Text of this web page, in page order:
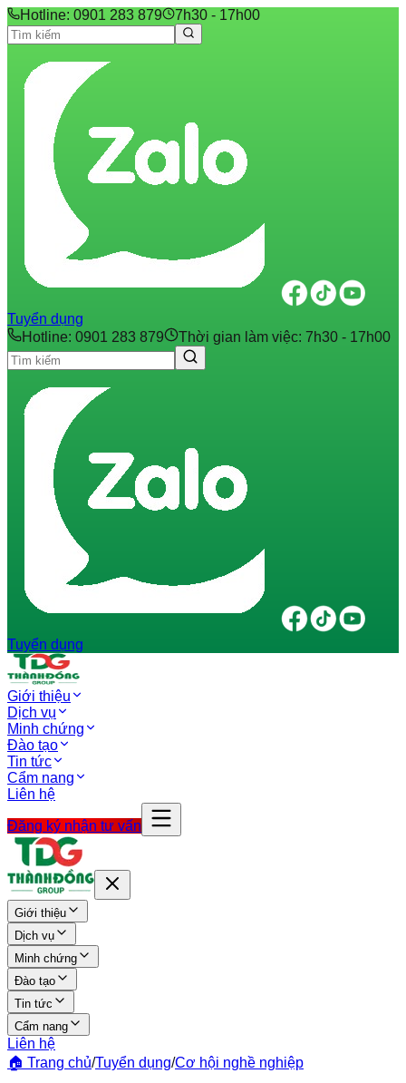
Hotline: 0901 283 879 7h30 - 17h00
Tuyển dụng
Hotline: 0901 283 879
Thời gian làm việc: 7h30 - 17h00
Tuyển dụng
Giới thiệu
Dịch vụ
Minh chứng
Đào tạo
Tin tức
Cẩm nang
Liên hệ
Đăng ký nhận tư vấn
Giới thiệu
Dịch vụ
Minh chứng
Đào tạo
Tin tức
Cẩm nang
Liên hệ
🏠 Trang chủ/Tuyển dụng/Cơ hội nghề nghiệp